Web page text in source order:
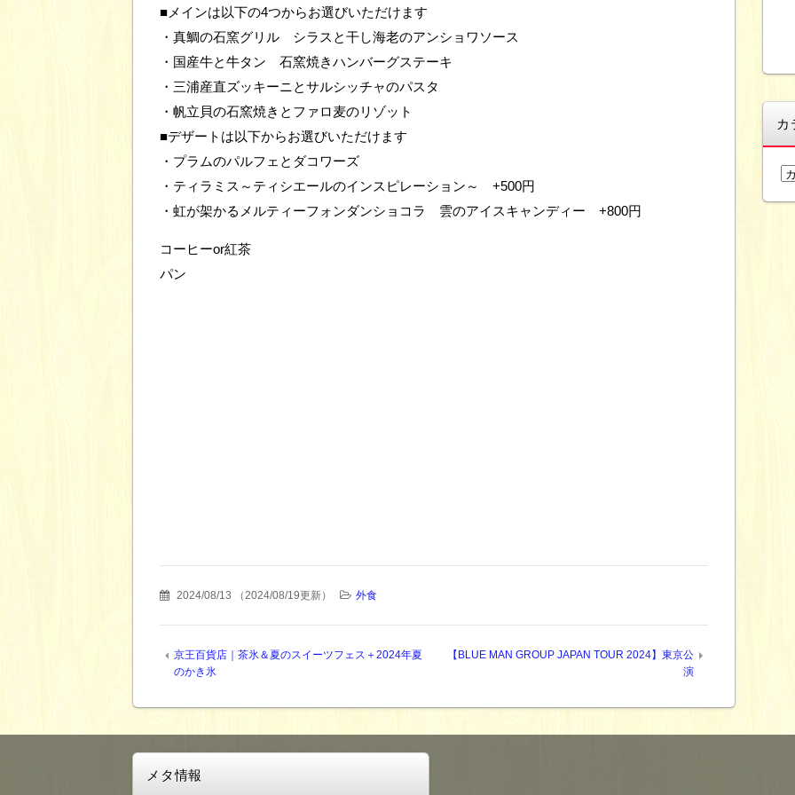
■メインは以下の4つからお選びいただけます
・真鯛の石窯グリル シラスと干し海老のアンショワソース
・国産牛と牛タン 石窯焼きハンバーグステーキ
・三浦産直ズッキーニとサルシッチャのパスタ
・帆立貝の石窯焼きとファロ麦のリゾット
■デザートは以下からお選びいただけます
・プラムのパルフェとダコワーズ
・ティラミス～ティシエールのインスピレーション～ +500円
・虹が架かるメルティーフォンダンショコラ 雲のアイスキャンディー +800円
コーヒーor紅茶
パン
2024/08/13 （2024/08/19更新） 外食
京王百貨店｜茶氷＆夏のスイーツフェス＋2024年夏
のかき氷
【BLUE MAN GROUP JAPAN TOUR 2024】東京公
演
カ
カ
メタ情報